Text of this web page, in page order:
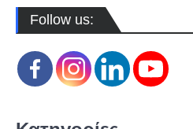
Follow us: